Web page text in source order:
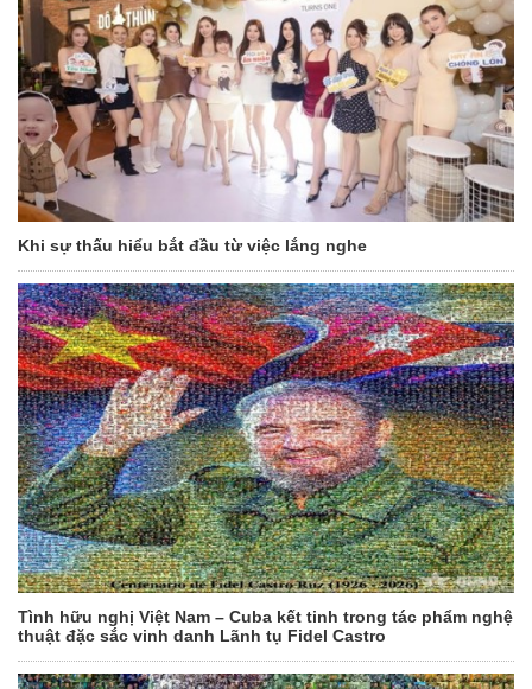
Khi sự thấu hiểu bắt đầu từ việc lắng nghe
Tình hữu nghị Việt Nam – Cuba kết tinh trong tác phẩm nghệ
thuật đặc sắc vinh danh Lãnh tụ Fidel Castro